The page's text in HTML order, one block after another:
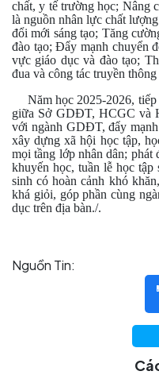
chất, y tế trường học; Nâng
là nguồn nhân lực chất
đổi mới sáng tạo; Tăng
đào tạo; Đẩy mạnh chuyển
vực giáo dục và đào tạo;
đua và công tác truyền
Năm học 2025-2026, tiếp
giữa Sở GDĐT, HCGC và
với ngành GDĐT, đẩy
xây dựng xã hội học tập,
mọi tầng lớp nhân dân; phát
khuyến học, tuần lễ học tập
sinh có hoàn cảnh khó
khá giỏi, góp phần cùng
dục trên địa bàn./.
Nguồn Tin: